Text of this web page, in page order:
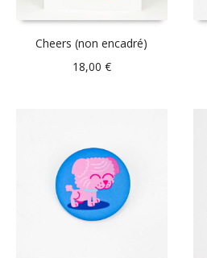
Cheers (non encadré)
18,00 €